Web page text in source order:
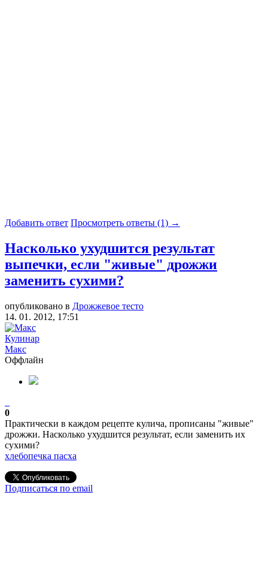
Добавить ответ Просмотреть ответы (1) →
Насколько ухудшится результат
выпечки, если "живые" дрожжи
заменить сухими?
опубликовано в Дрожжевое тесто
14. 01. 2012, 17:51
Кулинар
Макс
Оффлайн
0
Практически в каждом рецепте кулича, прописаны "живые"
дрожжи. Насколько ухудшится результат, если заменить их
сухими?
хлебопечка пасха
Подписаться по email